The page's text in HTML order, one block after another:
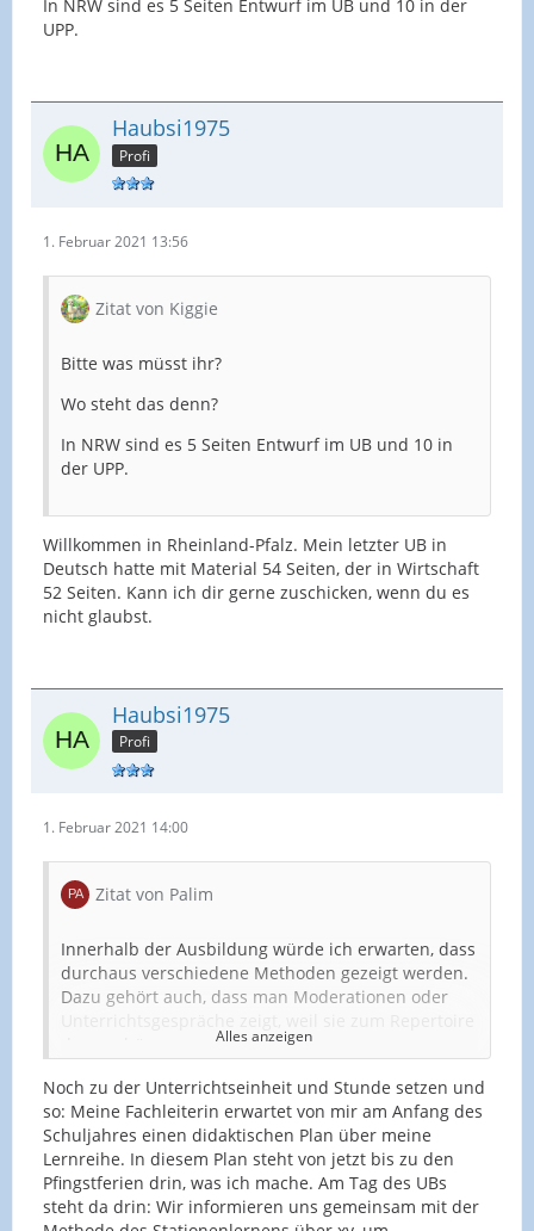
In NRW sind es 5 Seiten Entwurf im UB und 10 in der
UPP.
Haubsi1975
Profi
1. Februar 2021 13:56
Zitat von Kiggie
Bitte was müsst ihr?
Wo steht das denn?
In NRW sind es 5 Seiten Entwurf im UB und 10 in
der UPP.
Willkommen in Rheinland-Pfalz. Mein letzter UB in
Deutsch hatte mit Material 54 Seiten, der in Wirtschaft
52 Seiten. Kann ich dir gerne zuschicken, wenn du es
nicht glaubst.
Haubsi1975
Profi
1. Februar 2021 14:00
Zitat von Palim
Innerhalb der Ausbildung würde ich erwarten, dass
durchaus verschiedene Methoden gezeigt werden.
Dazu gehört auch, dass man Moderationen oder
Sich auf den Standpunkt zu stellen, niemand könne
das oder habe Ideen und die Klasse sei zu schwach
und dazu nicht in der Lage, ist eine meiner
Meinung nach Merkwürdige Haltung für eine
Lehrkraft. Ist es nicht die Aufgabe der Lehrkraft, die
Schüler gerade darin zu bestärken?
Alles anzeigen
Noch zu der Unterrichtseinheit und Stunde setzen und
so: Meine Fachleiterin erwartet von mir am Anfang des
Schuljahres einen didaktischen Plan über meine
Lernreihe. In diesem Plan steht von jetzt bis zu den
Pfingstferien drin, was ich mache. Am Tag des UBs
steht da drin: Wir informieren uns gemeinsam mit der